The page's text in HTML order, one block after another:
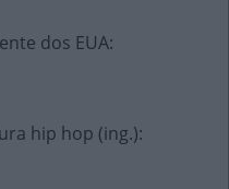
dos EUA:
hip hop (ing.):